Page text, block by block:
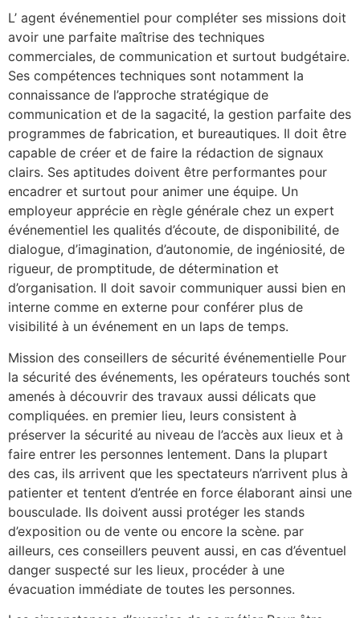
L’ agent événementiel pour compléter ses missions doit
avoir une parfaite maîtrise des techniques
commerciales, de communication et surtout budgétaire.
Ses compétences techniques sont notamment la
connaissance de l’approche stratégique de
communication et de la sagacité, la gestion parfaite des
programmes de fabrication, et bureautiques. Il doit être
capable de créer et de faire la rédaction de signaux
clairs. Ses aptitudes doivent être performantes pour
encadrer et surtout pour animer une équipe. Un
employeur apprécie en règle générale chez un expert
événementiel les qualités d’écoute, de disponibilité, de
dialogue, d’imagination, d’autonomie, de ingéniosité, de
rigueur, de promptitude, de détermination et
d’organisation. Il doit savoir communiquer aussi bien en
interne comme en externe pour conférer plus de
visibilité à un événement en un laps de temps.
Mission des conseillers de sécurité événementielle Pour
la sécurité des événements, les opérateurs touchés sont
amenés à découvrir des travaux aussi délicats que
compliquées. en premier lieu, leurs consistent à
préserver la sécurité au niveau de l’accès aux lieux et à
faire entrer les personnes lentement. Dans la plupart
des cas, ils arrivent que les spectateurs n’arrivent plus à
patienter et tentent d’entrée en force élaborant ainsi une
bousculade. Ils doivent aussi protéger les stands
d’exposition ou de vente ou encore la scène. par
ailleurs, ces conseillers peuvent aussi, en cas d’éventuel
danger suspecté sur les lieux, procéder à une
évacuation immédiate de toutes les personnes.